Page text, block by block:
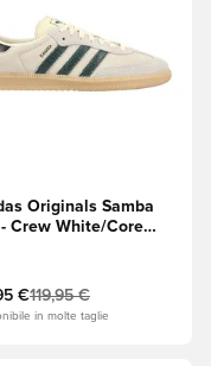
Originals Samba
Crew White/Core
€119,95 €
in molte taglie